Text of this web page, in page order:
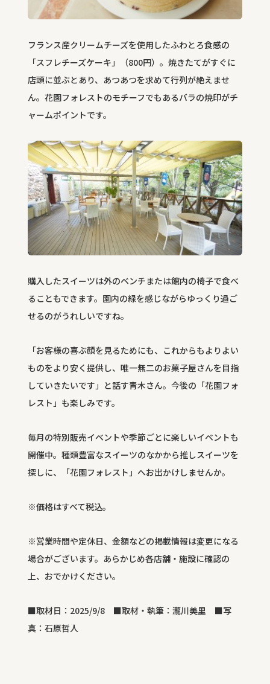
フランス産クリームチーズを使用したふわとろ食感の
「スフレチーズケーキ」（800円）。焼きたてがすぐに
店頭に並ぶとあり、あつあつを求めて行列が絶えませ
ん。花園フォレストのモチーフでもあるバラの焼印がチ
ャームポイントです。
購入したスイーツは外のベンチまたは館内の椅子で食べ
ることもできます。園内の緑を感じながらゆっくり過ご
せるのがうれしいですね。
「お客様の喜ぶ顔を見るためにも、これからもよりよい
ものをより安く提供し、唯一無二のお菓子屋さんを目指
していきたいです」と話す青木さん。今後の「花園フォ
レスト」も楽しみです。
毎月の特別販売イベントや季節ごとに楽しいイベントも
開催中。種類豊富なスイーツのなかから推しスイーツを
探しに、「花園フォレスト」へお出かけしませんか。
※価格はすべて税込。
※営業時間や定休日、金額などの掲載情報は変更になる
場合がございます。あらかじめ各店舗・施設に確認の
上、おでかけください。
■取材日：2025/9/8 ■取材・執筆：瀧川美里 ■写
真：石原哲人